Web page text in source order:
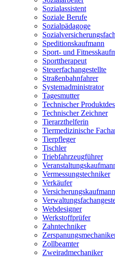
Sozialassistent
Soziale Berufe
Sozialpädagoge
Speditionskaufmann
Sport- und
Sporttherapeut
Steuerfachangestellte
Straßenbahnfahrer
Systemadministrator
Tagesmutter
Technischer
Technischer Zeichner
Tierarzthelferin
Tiermedizinische
Tierpfleger
Tischler
Triebfahrzeugführer
Vermessungstechniker
Verkäufer
Versicherungskaufmann
Webdesigner
Werkstoffprüfer
Zahntechniker
Zollbeamter
Zweiradmechaniker